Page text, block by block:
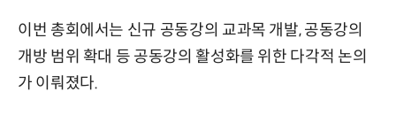
이번 총회에서는 신규 공동강의 교과목 개발, 공동강의
개방 범위 확대 등 공동강의 활성화를 위한 다각적 논의
가 이뤄졌다.